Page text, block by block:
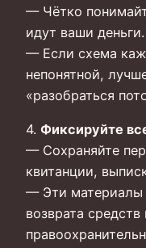
— Чётко
идут ваши деньги.
— Если схема
непонятной,
«разобраться
4. Фиксируйте
— Сохраняйте
квитанции,
— Эти материалы
возврата